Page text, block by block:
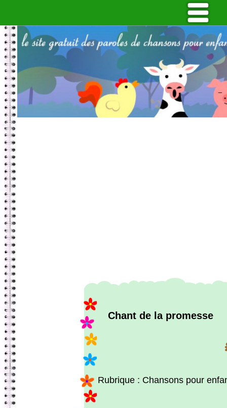
Chant de la promesse
Rubrique : Chansons pour